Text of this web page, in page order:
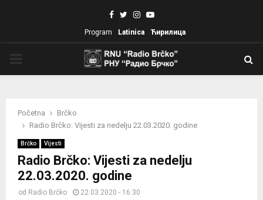
Facebook
TwitterInstagram
Youtube
Program Latinica Ћирилица
Početna
Brčko
Radio Brčko: Vijesti za nedelju 22.03.2020. godine
Brčko Vijesti
Radio Brčko: Vijesti za nedelju
22.03.2020. godine
od Radio Brčko 22.03.2020 - 16:30